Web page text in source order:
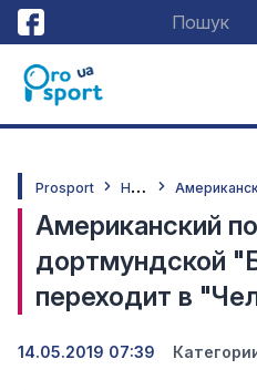
Prosport Н
овини
Американский
дортмундской
переходит в
14.05.2019 07:39